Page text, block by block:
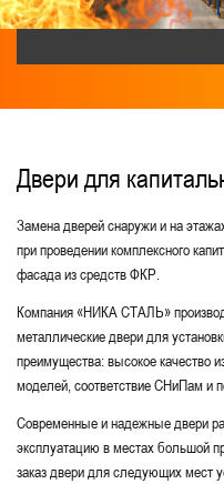
С электромагнитным замком
С порошковым напылением
Для торговых центров и
Для складских помещений
Двери для
Замена дверей снаружи и на
при проведении комплексного
фасада из средств ФКР.
Компания «НИКА СТАЛЬ»
металлические двери для
преимущества: высокое качество
моделей, соответствие СНиПам и
Современные и надежные двери
эксплуатацию в местах большой
заказ двери для следующих мест